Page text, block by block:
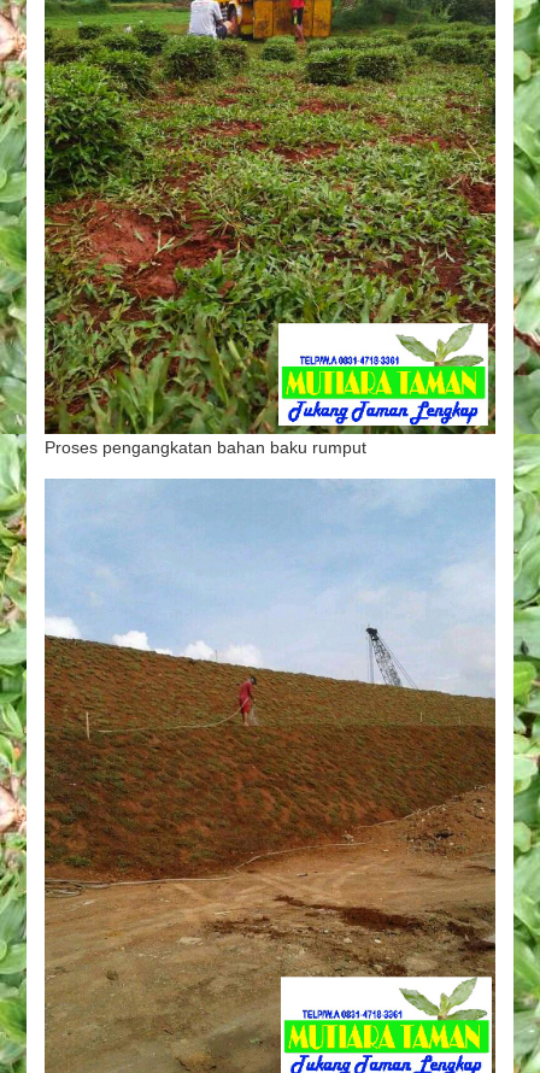
Proses pengangkatan bahan baku rumput